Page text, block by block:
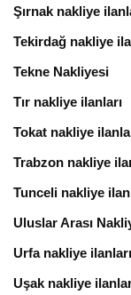
Şırnak nakliye
Tekirdağ nakliye
Tekne Nakliyesi
Tır nakliye ilanları
Tokat nakliye
Trabzon nakliye
Tunceli nakliye
Uluslar Arası
Urfa nakliye ilanları
Uşak nakliye